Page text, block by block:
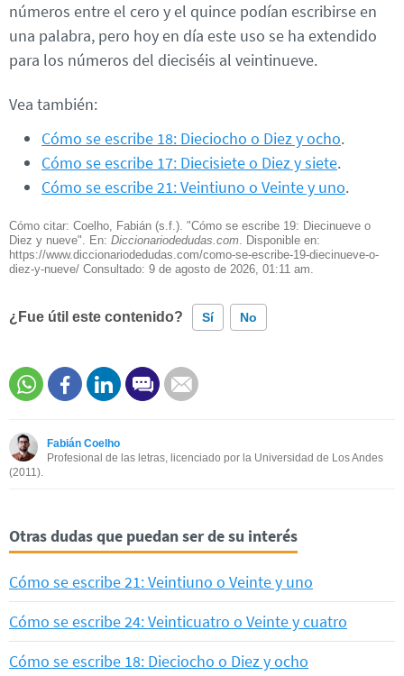
números entre el cero y el quince podían escribirse en
una palabra, pero hoy en día este uso se ha extendido
para los números del dieciséis al veintinueve.
Vea también:
Cómo se escribe 18: Dieciocho o Diez y ocho.
Cómo se escribe 17: Diecisiete o Diez y siete.
Cómo se escribe 21: Veintiuno o Veinte y uno.
Cómo citar: Coelho, Fabián (s.f.). "Cómo se escribe 19: Diecinueve o
Diez y nueve". En: Diccionariodedudas.com . Disponible en:
https://www.diccionariodedudas.com/como-se-escribe-19-diecinueve-o-
diez-y-nueve/ Consultado: 9 de agosto de 2026, 01:11 am.
¿Fue útil este contenido? Sí No
Este contenido contiene información incorrecta
OtroFabián Coelho
Profesional de las letras, licenciado por la Universidad de Los Andes
(2011).
Otras dudas que puedan ser de su interés
Cómo se escribe 21: Veintiuno o Veinte y uno
Cómo se escribe 24: Veinticuatro o Veinte y cuatro
Cómo se escribe 18: Dieciocho o Diez y ocho